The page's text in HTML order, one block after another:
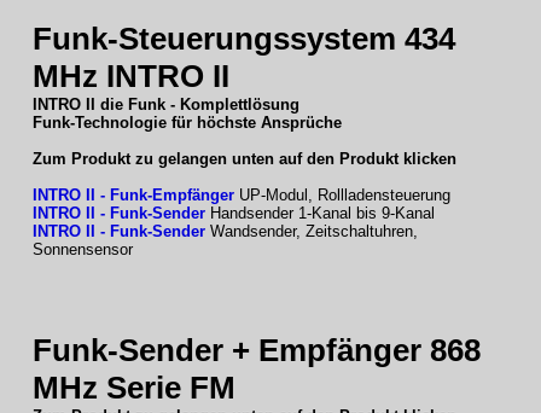
Funk-Steuerungssystem 434
MHz INTRO II
INTRO II die Funk - Komplettlösung
Funk-Technologie für höchste Ansprüche
Zum Produkt zu gelangen unten auf den Produkt klicken
INTRO II - Funk-Empfänger UP-Modul, Rollladensteuerung
INTRO II - Funk-Sender Handsender 1-Kanal bis 9-Kanal
INTRO II - Funk-Sender Wandsender, Zeitschaltuhren,
Sonnensensor
Funk-Sender + Empfänger 868
MHz Serie FM